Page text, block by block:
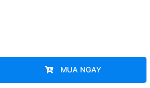
MUA NGAY